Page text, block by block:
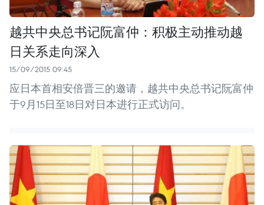
越共中央总书记阮富仲：积极主动推动越
日关系走向深入
15/09/2015 09:45
应日本首相安倍晋三的邀请，越共中央总书记阮富仲
于9月15日至18日对日本进行正式访问。